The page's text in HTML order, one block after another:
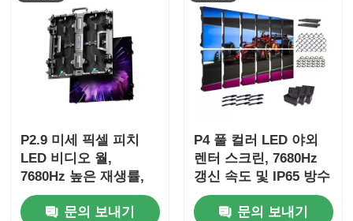
P2.9 미세 픽셀 피치
LED 비디오 월,
7680Hz 높은 재생률,
무대 이벤트용 듀얼 전
원 및 신호 백업
문의 보내기
P4 풀 컬러 LED 야외
렌터 스크린, 7680Hz
갱신 속도 및 IP65 방수
HD 비디오 벽 화면
문의 보내기